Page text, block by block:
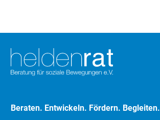
Beraten. Entwickeln. Fördern. Begleiten.